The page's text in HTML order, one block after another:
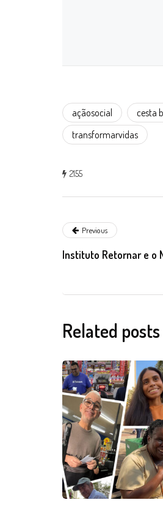
açãosocial cesta
transformarvidas
2155
Previous
Instituto Retornar e o
Related posts